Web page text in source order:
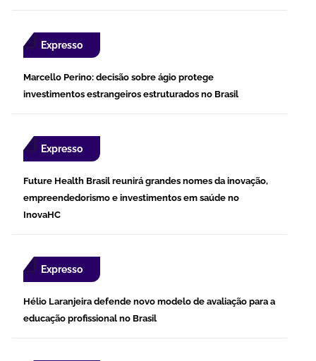
Expresso
Marcello Perino: decisão sobre ágio protege
investimentos estrangeiros estruturados no Brasil
Expresso
Future Health Brasil reunirá grandes nomes da inovação,
empreendedorismo e investimentos em saúde no
InovaHC
Expresso
Hélio Laranjeira defende novo modelo de avaliação para a
educação profissional no Brasil